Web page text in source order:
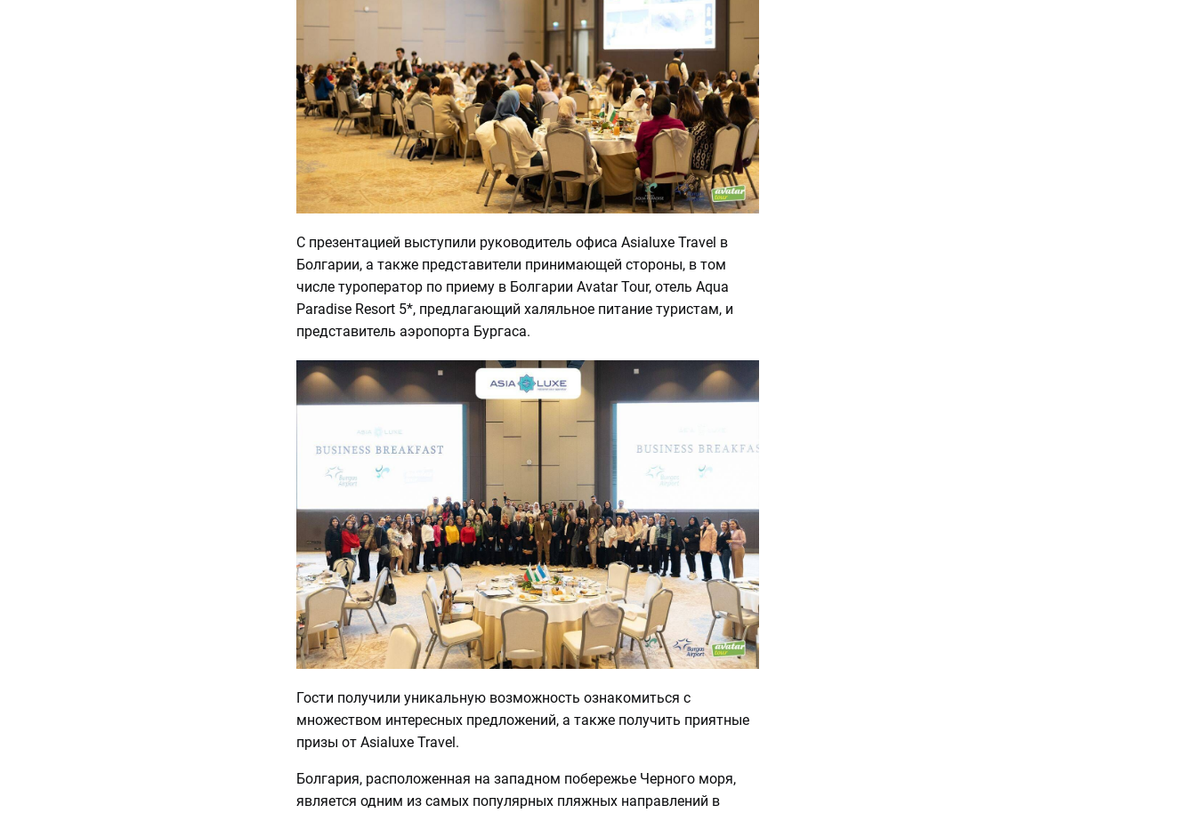
С презентацией выступили руководитель офиса Asialuxe Travel в
Болгарии, а также представители принимающей стороны, в том
числе туроператор по приему в Болгарии Avatar Tour, отель Aqua
Paradise Resort 5*, предлагающий халяльное питание туристам, и
представитель аэропорта Бургаса.
Гости получили уникальную возможность ознакомиться с
множеством интересных предложений, а также получить приятные
призы от Asialuxe Travel.
Болгария, расположенная на западном побережье Черного моря,
является одним из самых популярных пляжных направлений в